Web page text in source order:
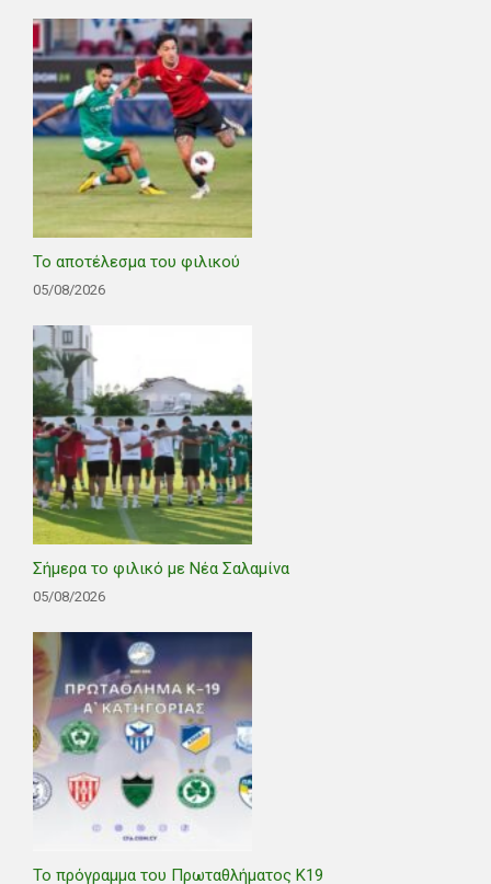
Το αποτέλεσμα του φιλικού
05/08/2026
Σήμερα το φιλικό με Νέα Σαλαμίνα
05/08/2026
Το πρόγραμμα του Πρωταθλήματος Κ19